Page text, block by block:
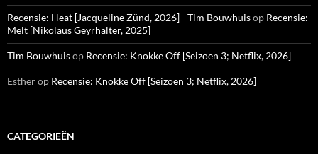
Recensie: Heat [Jacqueline Zünd, 2026] - Tim Bouwhuisop Recensie:
Melt [Nikolaus Geyrhalter, 2025]
Tim Bouwhuisop Recensie: Knokke Off [Seizoen 3; Netflix, 2026]
Estherop Recensie: Knokke Off [Seizoen 3; Netflix, 2026]
CATEGORIEËN